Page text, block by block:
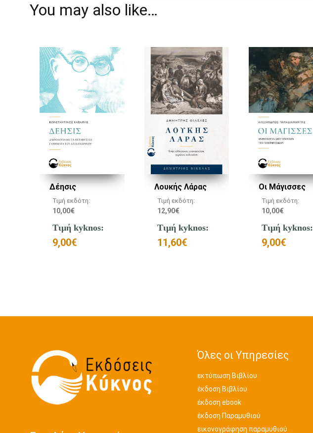
You may also like…
Δέησις
Τιμή εκδότη:
10,00€
Τιμή kyknos:
9,00€
Λουκής Λάρας
Τιμή εκδότη:
12,90€
Τιμή kyknos:
11,60€
Οι Μάγισσες
Τιμή εκδότη:
10,00€
Τιμή kyknos:
9,00€
Όλες οι Υπηρεσίες
εκτύπωση Βιβλίου
έκδοση Βιβλίου
έκδοση ebook
έκδοση Παραμυθιού
εικονογράφηση παραμυθιού